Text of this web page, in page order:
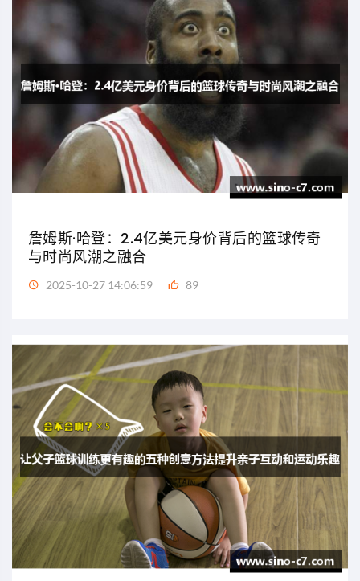
詹姆斯·哈登：2.4亿美元身价背后的篮球传奇
与时尚风潮之融合
2025-10-27 14:06:59 89